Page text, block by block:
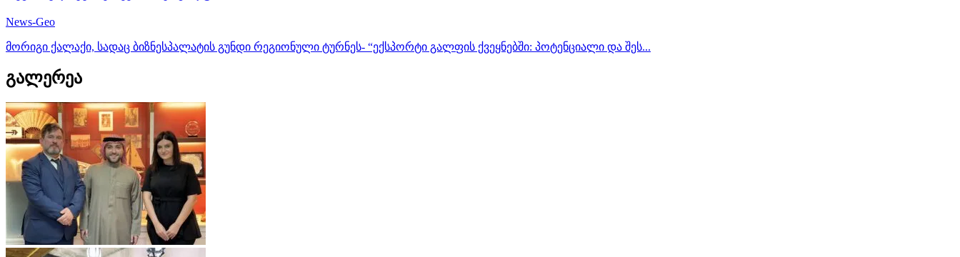
News-Geo
მორიგი ქალაქი, სადაც ბიზნესპალატის გუნდი რეგიონული ტურნეს- “ექსპორტი გალფის ქვეყნებში: პოტენციალი და შეს...
გალერეა